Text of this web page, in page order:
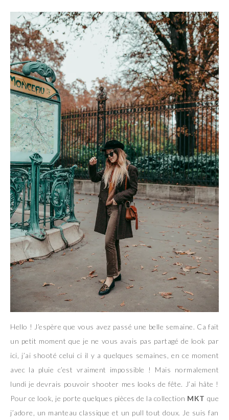
Hello ! J’espère que vous avez passé une belle semaine. Ca fait
un petit moment que je ne vous avais pas partagé de look par
ici, j’ai shooté celui ci il y a quelques semaines, en ce moment
avec la pluie c’est vraiment impossible ! Mais normalement
lundi je devrais pouvoir shooter mes looks de fête. J’ai hâte !
Pour ce look, je porte quelques pièces de la collection MKT que
j’adore, un manteau classique et un pull tout doux. Je suis fan